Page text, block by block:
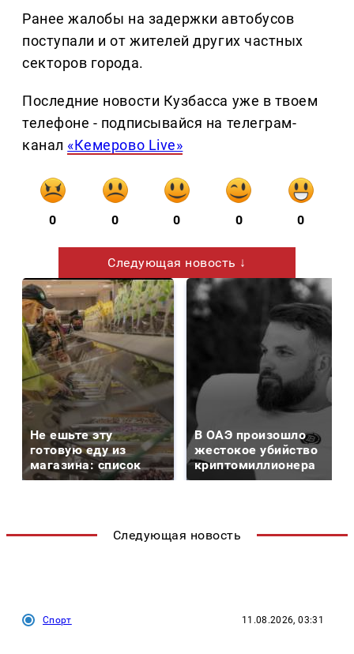
Ранее жалобы на задержки автобусов
поступали и от жителей других частных
секторов города.
Последние новости Кузбасса уже в твоем
телефоне - подписывайся на телеграм-
канал «Кемерово Live»
0 0 0 0 0
Следующая новость ↓
Не ешьте эту
готовую еду из
магазина: список
В ОАЭ произошло
жестокое убийство
криптомиллионера
Следующая новость
Спорт 11.08.2026, 03:31